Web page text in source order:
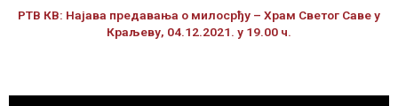
РТВ КВ: Најава предавања о милосрђу – Храм Светог Саве у
Краљеву, 04.12.2021. у 19.00 ч.